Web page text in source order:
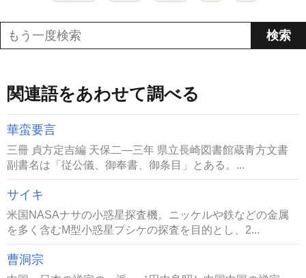
関連語をあわせて調べる
華蛮要言
三冊 貞方定吉編 天保二―三年 県立長崎図書館蔵青方文書
副書名は「従公儀、御奉書、御条目」とある。...
サイキ
米国NASAナサの小惑星探査機。ニッケルや鉄などの金属
を多く含むM型小惑星プシケの探査を目的とし、2...
曹洞宗